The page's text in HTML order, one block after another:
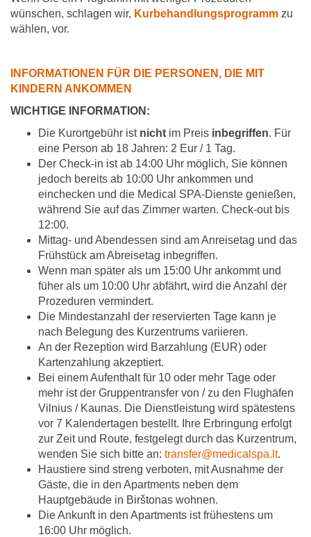
wünschen, schlagen wir, Kurbehandlungsprogramm zu
wählen, vor.
INFORMATIONEN FÜR DIE PERSONEN, DIE MIT
KINDERN ANKOMMEN
WICHTIGE INFORMATION:
Die Kurortgebühr ist nicht im Preis inbegriffen. Für
eine Person ab 18 Jahren: 2 Eur / 1 Tag.
Der Check-in ist ab 14:00 Uhr möglich, Sie können
jedoch bereits ab 10:00 Uhr ankommen und
einchecken und die Medical SPA-Dienste genießen,
während Sie auf das Zimmer warten. Check-out bis
12:00.
Mittag- und Abendessen sind am Anreisetag und das
Frühstück am Abreisetag inbegriffen.
Wenn man später als um 15:00 Uhr ankommt und
füher als um 10:00 Uhr abfährt, wird die Anzahl der
Prozeduren vermindert.
Die Mindestanzahl der reservierten Tage kann je
nach Belegung des Kurzentrums variieren.
An der Rezeption wird Barzahlung (EUR) oder
Kartenzahlung akzeptiert.
Bei einem Aufenthalt für 10 oder mehr Tage oder
mehr ist der Gruppentransfer von / zu den Flughäfen
Vilnius / Kaunas. Die Dienstleistung wird spätestens
vor 7 Kalendertagen bestellt. Ihre Erbringung erfolgt
zur Zeit und Route, festgelegt durch das Kurzentrum,
wenden Sie sich bitte an: transfer@medicalspa.lt.
Haustiere sind streng verboten, mit Ausnahme der
Gäste, die in den Apartments neben dem
Hauptgebäude in Birštonas wohnen.
Die Ankunft in den Apartments ist frühestens um
16:00 Uhr möglich.